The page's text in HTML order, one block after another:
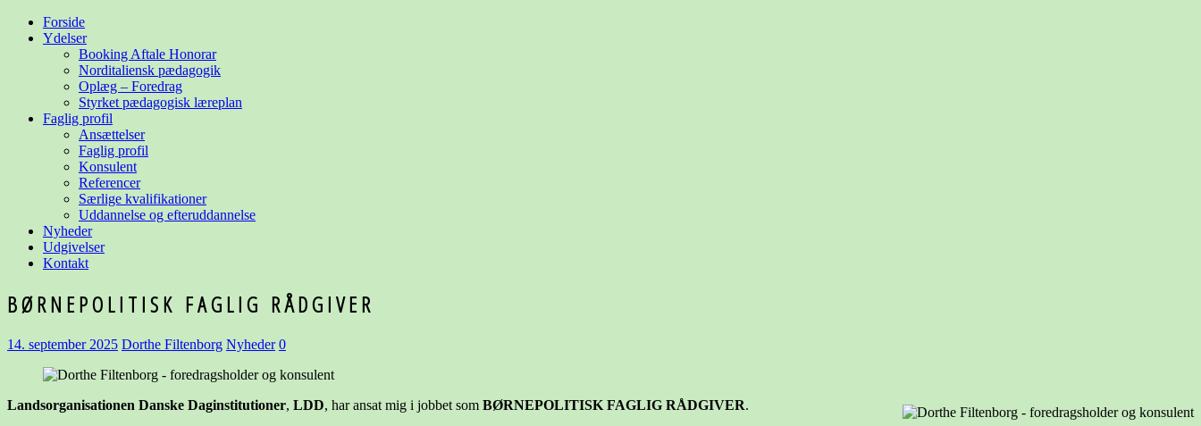
Forside
Ydelser
Booking Aftale Honorar
Norditaliensk pædagogik
Oplæg – Foredrag
Styrket pædagogisk læreplan
Faglig profil
Ansættelser
Faglig profil
Konsulent
Referencer
Særlige kvalifikationer
Uddannelse og efteruddannelse
Nyheder
Udgivelser
Kontakt
BØRNEPOLITISK FAGLIG RÅDGIVER
14. september 2025 Dorthe Filtenborg Nyheder 0
Landsorganisationen Danske Daginstitutioner, LDD, har ansat mig i jobbet som BØRNEPOLITISK FAGLIG RÅDGIVER.